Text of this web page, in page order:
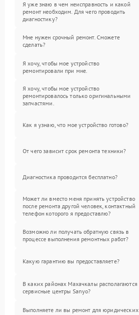
Я уже знаю в чем неисправность и какой
ремонт необходим. Для чего проводить
диагностику?
Мне нужен срочный ремонт. Сможете
сделать?
Я хочу, чтобы мое устройство
ремонтировали при мне.
Я хочу, чтобы мое устройство
ремонтировалось только оригинальными
запчастями.
Как я узнаю, что мое устройство готово?
От чего зависит срок ремонта техники?
Диагностика проводится бесплатно?
Может ли вместо меня принять устройство
после ремонта другой человек, контактный
телефон которого я предоставлю?
Возможно ли получать обратную связь в
процессе выполнения ремонтных работ?
Какую гарантию вы предоставляете?
В каких районах Махачкалы располагаются
сервисные центры Sanyo?
Выполняете ли вы ремонт для юридических